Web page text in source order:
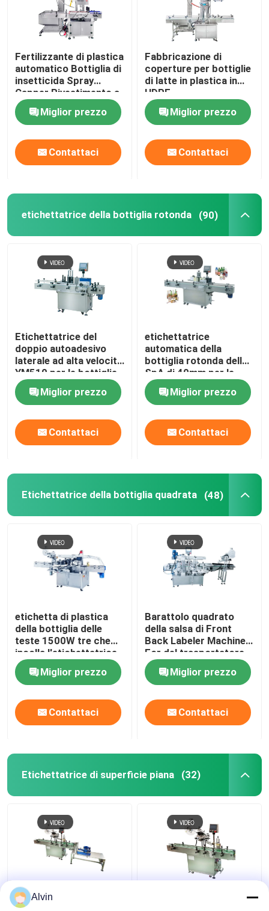
Fertilizzante di plastica
automatico Bottiglia di
insetticida Spray
Capper Rivestimento a
vite 4 ruote
Miglior prezzo
Contattaci
Fabbricazione di
coperture per bottiglie
di latte in plastica in
HDPE
Miglior prezzo
Contattaci
etichettatrice della bottiglia rotonda (90)
Etichettatrice del
doppio autoadesivo
laterale ad alta velocità
YM510 per le bottiglie
10mm-300mm
Miglior prezzo
Contattaci
etichettatrice
automatica della
bottiglia rotonda dello
SpA di 40mm per le
bottiglie di acqua di
vetro di plastica
dell'ANIMALE
DOMESTICO
Miglior prezzo
Contattaci
Etichettatrice della bottiglia quadrata (48)
etichetta di plastica
della bottiglia delle
teste 1500W tre che
incolla l'etichettatrice
dell'autoadesivo
automatico della
macchina
Miglior prezzo
Contattaci
Barattolo quadrato
della salsa di Front
Back Labeler Machine
For del trasportatore
di bottiglie del vino
Miglior prezzo
Contattaci
Etichettatrice di superficie piana (32)
Cima adesiva
dell'autoadesivo del
Alvin